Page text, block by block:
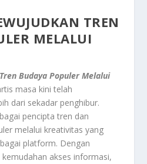
TREN
MELALUI
Budaya Populer Melalui
masa kini telah
dari sekadar penghibur.
pencipta tren dan
melalui kreativitas yang
platform. Dengan
akses informasi,